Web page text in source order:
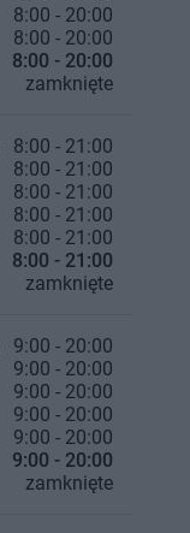
8:00 - 20:00
8:00 - 20:00
8:00 - 20:00
zamknięte
8:00 - 21:00
8:00 - 21:00
8:00 - 21:00
8:00 - 21:00
8:00 - 21:00
8:00 - 21:00
zamknięte
9:00 - 20:00
9:00 - 20:00
9:00 - 20:00
9:00 - 20:00
9:00 - 20:00
9:00 - 20:00
zamknięte